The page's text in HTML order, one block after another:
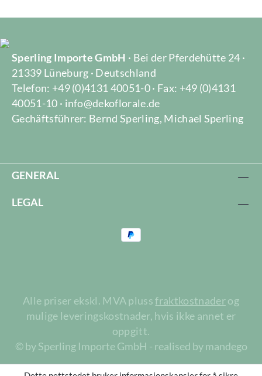
Sperling Importe GmbH · Bei der Pferdehütte 24 ·
21339 Lüneburg · Deutschland
Telefon: +49 (0)4131 40051-0 · Fax: +49 (0)4131
40051-10 · info@dekoflorale.de
Gechäftsführer: Bernd Sperling, Michael Sperling
GENERAL
LEGAL
Alle priser ekskl. MVA plussfraktkostnaderog
mulige leveringskostnader, hvis ikke annet er
oppgitt.
© by Sperling Importe GmbH - realised by mandego